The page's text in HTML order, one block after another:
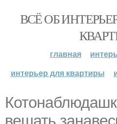
ВСЁ ОБ
главная
интерьер для квартиры